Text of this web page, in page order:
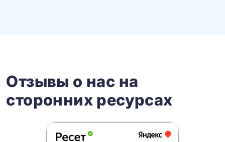
Отзывы о нас на
сторонних ресурсах